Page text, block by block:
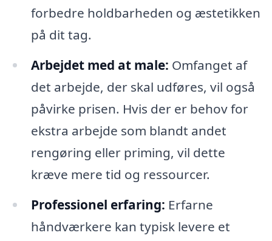
forbedre holdbarheden og æstetikken
på dit tag.
Arbejdet med at male: Omfanget af
det arbejde, der skal udføres, vil også
påvirke prisen. Hvis der er behov for
ekstra arbejde som blandt andet
rengøring eller priming, vil dette
kræve mere tid og ressourcer.
Professionel erfaring: Erfarne
håndværkere kan typisk levere et